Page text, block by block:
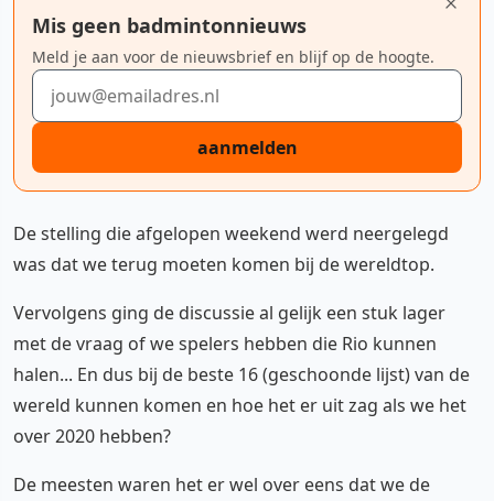
Mis geen badmintonnieuws
Meld je aan voor de nieuwsbrief en blijf op de hoogte.
E-mailadres
aanmelden
De stelling die afgelopen weekend werd neergelegd
was dat we terug moeten komen bij de wereldtop.
Vervolgens ging de discussie al gelijk een stuk lager
met de vraag of we spelers hebben die Rio kunnen
halen... En dus bij de beste 16 (geschoonde lijst) van de
wereld kunnen komen en hoe het er uit zag als we het
over 2020 hebben?
De meesten waren het er wel over eens dat we de